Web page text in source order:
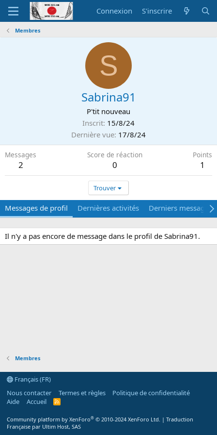
Connexion S'inscrire
Membres
S
Sabrina91
P'tit nouveau
Inscrit 15/8/24
Dernière vue 17/8/24
Messages
2
Score de réaction
0
Points
1
Trouver
Messages de profil Dernières activités Derniers messages
Il n'y a pas encore de message dans le profil de Sabrina91.
Membres
Français (FR)
Nous contacter
Termes et règles
Politique de confidentialité
Aide
Accueil
R
Community platform by XenForo® © 2010-2024 XenForo Ltd. | Traduction
Française par Ultim Host, SAS